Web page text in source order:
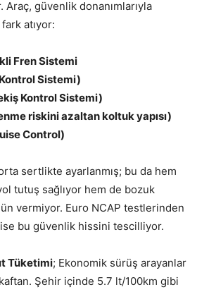
Araç, güvenlik donanımlarıyla
atıyor:
Fren Sistemi
Sistemi)
Kontrol Sistemi)
riskini azaltan koltuk yapısı)
Control)
sertlikte ayarlanmış; bu da hem
tutuş sağlıyor hem de bozuk
vermiyor. Euro NCAP testlerinden
ise bu güvenlik hissini tescilliyor.
Tüketimi; Ekonomik sürüş arayanlar
Şehir içinde 5.7 lt/100km gibi